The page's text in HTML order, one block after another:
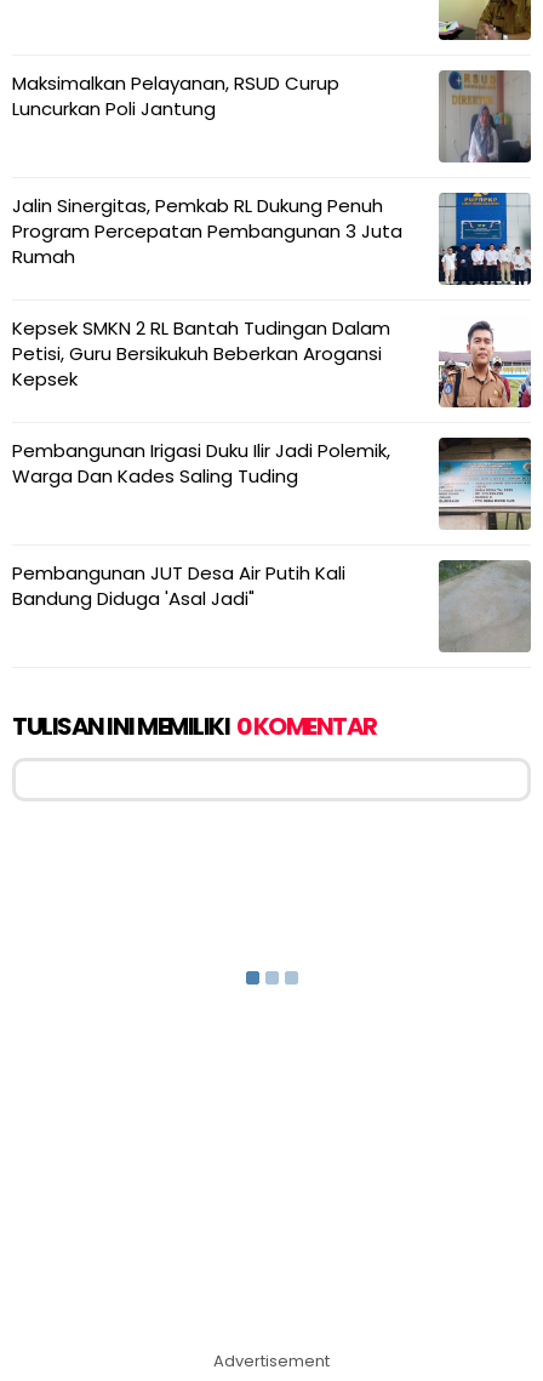
Maksimalkan Pelayanan, RSUD Curup
Luncurkan Poli Jantung
Jalin Sinergitas, Pemkab RL Dukung Penuh
Program Percepatan Pembangunan 3 Juta
Rumah
Kepsek SMKN 2 RL Bantah Tudingan Dalam
Petisi, Guru Bersikukuh Beberkan Arogansi
Kepsek
Pembangunan Irigasi Duku Ilir Jadi Polemik,
Warga Dan Kades Saling Tuding
Pembangunan JUT Desa Air Putih Kali
Bandung Diduga 'Asal Jadi"
TULISAN INI MEMILIKI 0 KOMENTAR
Advertisement